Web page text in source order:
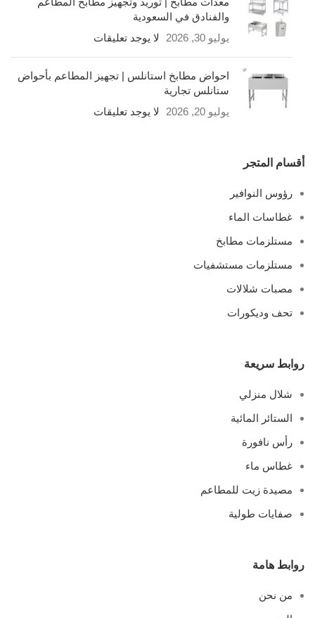
والفنادق في السعودية
يوليو 30, 2026
لا يوجد تعليقات
احواض مطابخ استانلس | تجهيز المطاعم بأحواض
ستانلس تجارية
يوليو 20, 2026
لا يوجد تعليقات
أقسام المتجر
رؤوس النوافير
غطاسات الماء
مستلزمات مطابخ
مستلزمات مستشفيات
مصبات شلالات
تحف وديكورات
روابط سريعة
شلال منزلي
الستائر المائية
رأس نافورة
غطاس ماء
مصيدة زيت للمطاعم
صفايات طولية
روابط هامة
من نحن